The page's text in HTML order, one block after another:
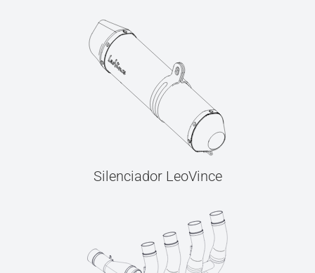
Silenciador LeoVince